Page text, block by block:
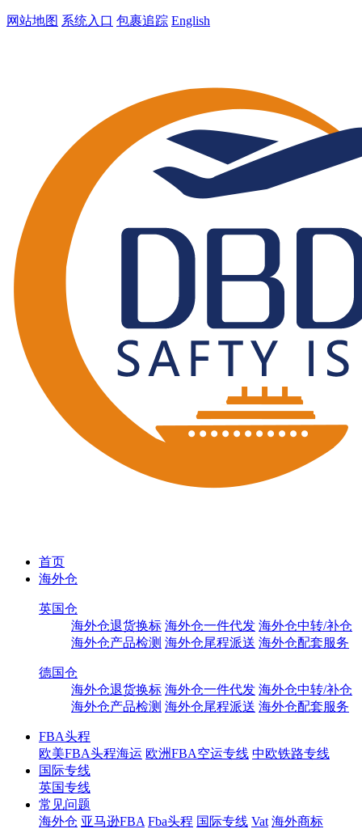
网站地图 系统入口 包裹追踪 English
首页
海外仓
英国仓
海外仓退货换标 海外仓一件代发 海外仓中转/补仓
海外仓产品检测 海外仓尾程派送 海外仓配套服务
德国仓
海外仓退货换标 海外仓一件代发 海外仓中转/补仓
海外仓产品检测 海外仓尾程派送 海外仓配套服务
FBA头程
欧美FBA头程海运 欧洲FBA空运专线 中欧铁路专线
国际专线
英国专线
常见问题
海外仓 亚马逊FBA Fba头程 国际专线 Vat 海外商标